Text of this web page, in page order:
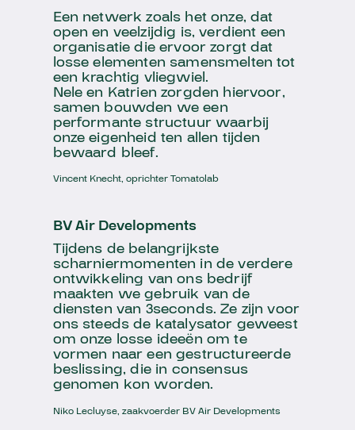
Een netwerk zoals het onze, dat
open en veelzijdig is, verdient een
organisatie die ervoor zorgt dat
losse elementen samensmelten tot
een krachtig vliegwiel.
Nele en Katrien zorgden hiervoor,
samen bouwden we een
performante structuur waarbij
onze eigenheid ten allen tijden
bewaard bleef.
Vincent Knecht‭, ‬oprichter Tomatolab
BV Air Developments
Tijdens de belangrijkste
scharniermomenten in de verdere
ontwikkeling van ons bedrijf
maakten we gebruik van de
diensten van 3seconds. Ze zijn voor
ons steeds de katalysator geweest
om onze losse ideeën om te
vormen naar een gestructureerde
beslissing, die in consensus
genomen kon worden.‬
Niko Lecluyse, zaakvoerder BV Air Developments